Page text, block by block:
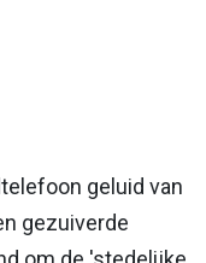
geluid van
gezuiverde